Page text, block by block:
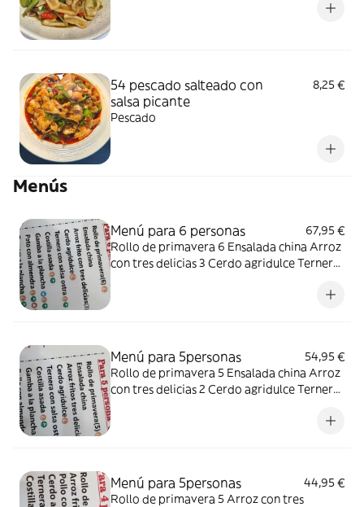
54 pescado salteado con
salsa picante
8,25 €
Pescado
Menús
Menú para 6 personas
67,95 €
Rollo de primavera 6 Ensalada china Arroz
con tres delicias 3 Cerdo agridulce Ternera
Menú para 5personas
54,95 €
Rollo de primavera 5 Ensalada china Arroz
con tres delicias 2 Cerdo agridulce Ternera
Menú para 5personas
44,95 €
Rollo de primavera 5 Arroz con tres